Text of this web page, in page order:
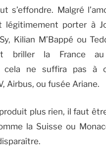
s’effondre. Malgré
légitimement porter à
Kilian M’Bappé ou
briller la France au
cela ne suffira pas à
Airbus, ou fusée Ariane.
plus rien, il faut
la Suisse ou